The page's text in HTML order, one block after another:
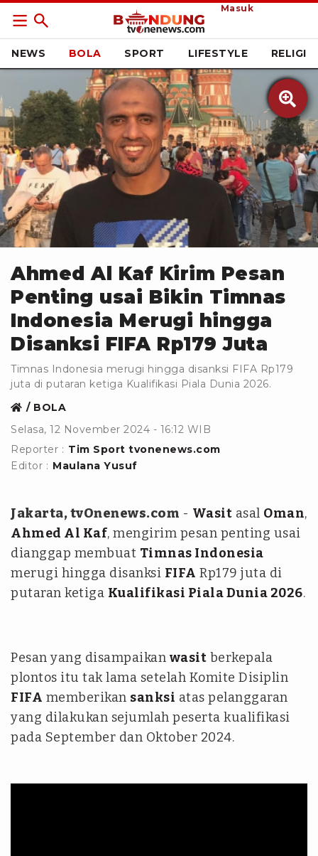
Masuk
NEWS BOLA SPORT LIFESTYLE RELIGI

Instagram/@ahmedalkaf
Ahmed Al Kaf Kirim Pesan
Penting usai Bikin Timnas
Indonesia Merugi hingga
Disanksi FIFA Rp179 Juta
Timnas Indonesia merugi hingga disanksi FIFA Rp179
juta di putaran ketiga Kualifikasi Piala Dunia 2026.
BOLA
Selasa, 12 November 2024 - 16:12 WIB
Reporter : Tim Sport tvonenews.com
Editor : Maulana Yusuf
Jakarta, tvOnenews.com - Wasit asal Oman,
Ahmed Al Kaf, mengirim pesan penting usai
dianggap membuat Timnas Indonesia
merugi hingga disanksi FIFA Rp179 juta di
putaran ketiga Kualifikasi Piala Dunia 2026.
Pesan yang disampaikan wasit berkepala
plontos itu tak lama setelah Komite Disiplin
FIFA memberikan sanksi atas pelanggaran
yang dilakukan sejumlah peserta kualifikasi
pada September dan Oktober 2024.